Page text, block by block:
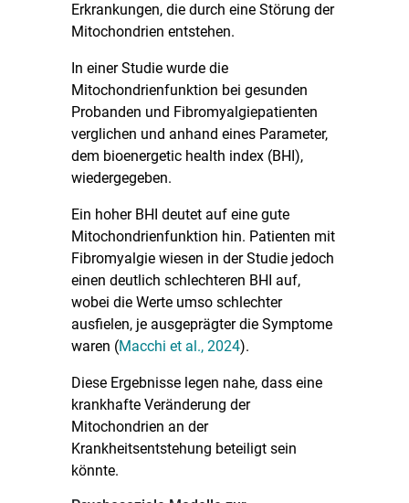
Erkrankungen, die durch eine Störung der
Mitochondrien entstehen.
In einer Studie wurde die
Mitochondrienfunktion bei gesunden
Probanden und Fibromyalgiepatienten
verglichen und anhand eines Parameter,
dem bioenergetic health index (BHI),
wiedergegeben.
Ein hoher BHI deutet auf eine gute
Mitochondrienfunktion hin. Patienten mit
Fibromyalgie wiesen in der Studie jedoch
einen deutlich schlechteren BHI auf,
wobei die Werte umso schlechter
ausfielen, je ausgeprägter die Symptome
waren (Macchi et al., 2024).
Diese Ergebnisse legen nahe, dass eine
krankhafte Veränderung der
Mitochondrien an der
Krankheitsentstehung beteiligt sein
könnte.